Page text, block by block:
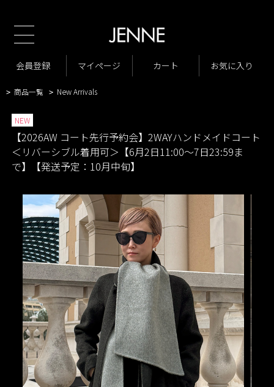
会員登録 マイページ カート お気に入り
TOP
可＞
ジャケット・アウター
> 商品一覧 > New Arrivals
NEW
【2026AW コート先行予約会】2WAYハンドメイドコート
＜リバーシブル着用可＞【6月2日11:00～7日23:59ま
で】【発送予定：10月中旬】